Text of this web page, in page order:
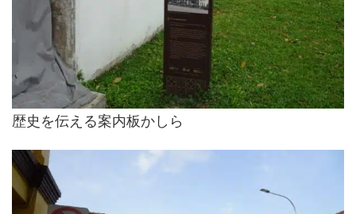
歴史を伝える案内板かしら